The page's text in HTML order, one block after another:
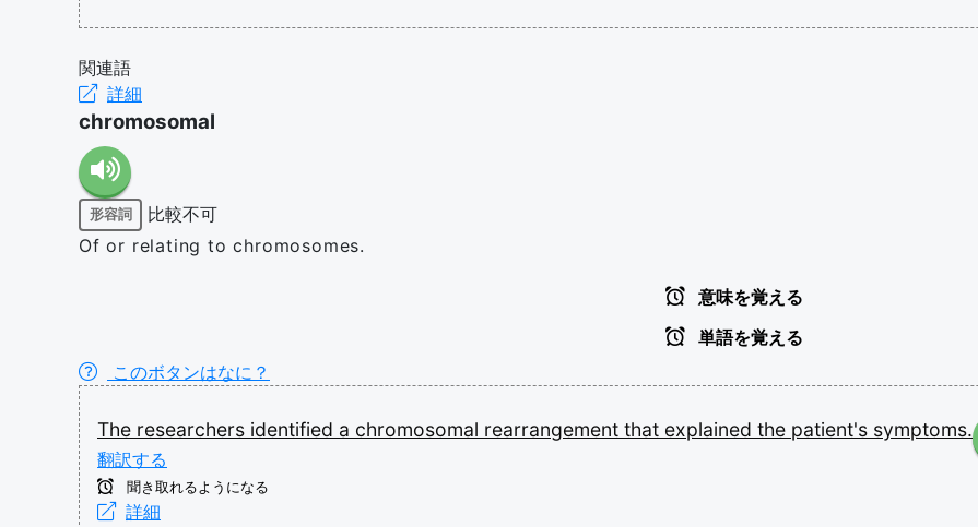
関連語
詳細
chromosomal
形容詞
比較不可
Of or relating to chromosomes.
意味を覚える
単語を覚える
このボタンはなに？
The researchers identified a chromosomal rearrangement that explained the patient's symptoms.
翻訳する
聞き取れるようになる
詳細